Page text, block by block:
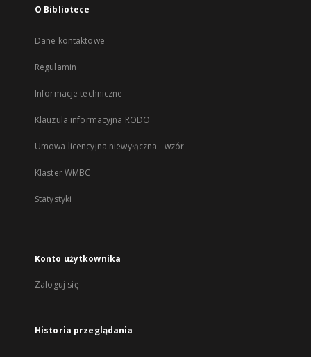
O Bibliotece
Dane kontaktowe
Regulamin
Informacje techniczne
Klauzula informacyjna RODO
Umowa licencyjna niewyłączna - wzór
Klaster WMBC
Statystyki
Konto użytkownika
Zaloguj się
Historia przeglądania